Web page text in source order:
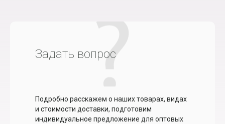
Задать вопрос
Подробно расскажем о наших товарах, видах
и стоимости доставки, подготовим
индивидуальное предложение для оптовых